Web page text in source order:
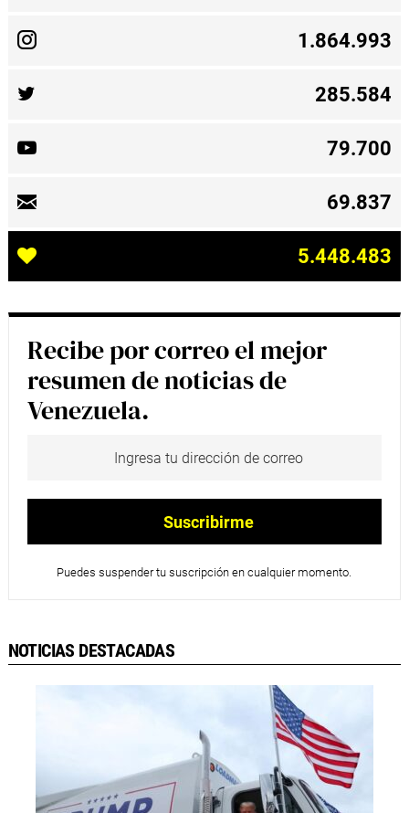
1.864.993
285.584
79.700
69.837
5.448.483
Recibe por correo el mejor
resumen de noticias de
Venezuela.
Puedes suspender tu suscripción en cualquier momento.
NOTICIAS DESTACADAS